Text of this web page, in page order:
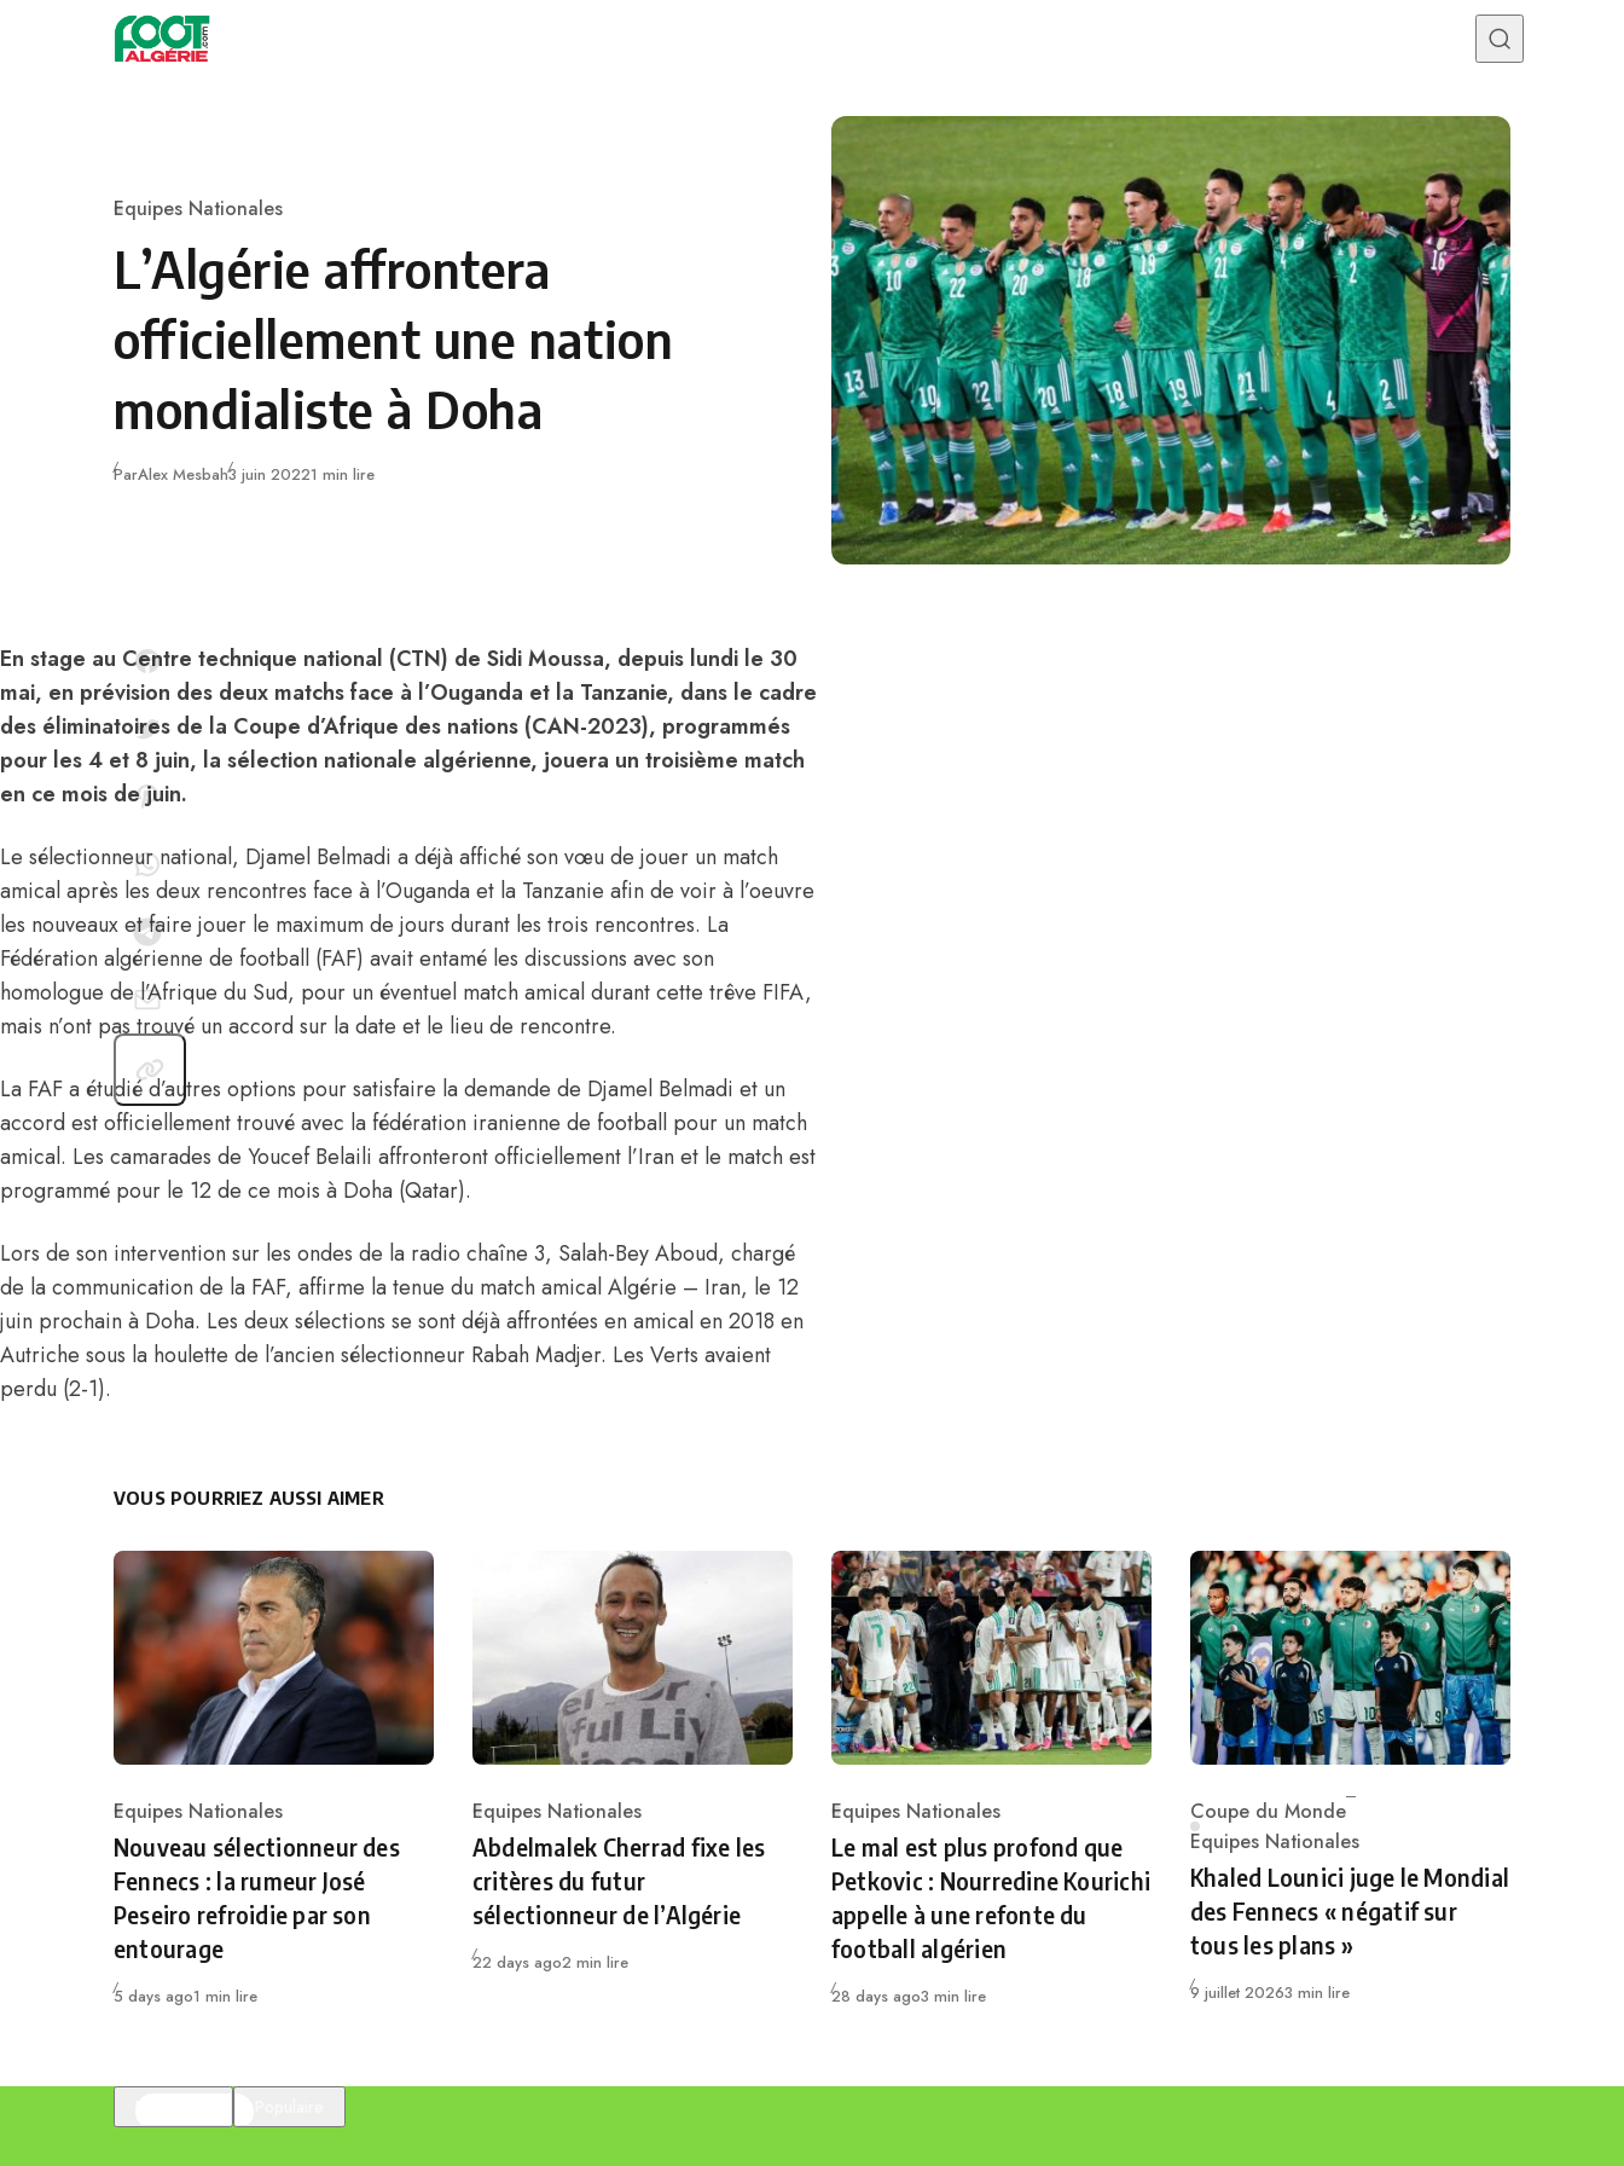
Skip to content
Category
Equipes Nationales
L’Algérie affrontera
officiellement une nation
mondialiste à Doha
ParAlex MesbahPublié
3 juin 20221 min lire
En stage au Centre technique national (CTN) de Sidi Moussa, depuis lundi le 30
mai, en prévision des deux matchs face à l’Ouganda et la Tanzanie, dans le cadre
des éliminatoires de la Coupe d’Afrique des nations (CAN-2023), programmés
pour les 4 et 8 juin, la sélection nationale algérienne, jouera un troisième match
en ce mois de juin.
Le sélectionneur national, Djamel Belmadi a déjà affiché son vœu de jouer un match
amical après les deux rencontres face à l’Ouganda et la Tanzanie afin de voir à l’oeuvre
les nouveaux et faire jouer le maximum de jours durant les trois rencontres. La
Fédération algérienne de football (FAF) avait entamé les discussions avec son
homologue de l’Afrique du Sud, pour un éventuel match amical durant cette trêve FIFA,
mais n’ont pas trouvé un accord sur la date et le lieu de rencontre.
La FAF a étudié d’autres options pour satisfaire la demande de Djamel Belmadi et un
accord est officiellement trouvé avec la fédération iranienne de football pour un match
amical. Les camarades de Youcef Belaili affronteront officiellement l’Iran et le match est
programmé pour le 12 de ce mois à Doha (Qatar).
Lors de son intervention sur les ondes de la radio chaîne 3, Salah-Bey Aboud, chargé
de la communication de la FAF, affirme la tenue du match amical Algérie – Iran, le 12
juin prochain à Doha. Les deux sélections se sont déjà affrontées en amical en 2018 en
Autriche sous la houlette de l’ancien sélectionneur Rabah Madjer. Les Verts avaient
perdu (2-1).
VOUS POURRIEZ AUSSI AIMER
Category
Equipes Nationales
Nouveau sélectionneur des
Fennecs : la rumeur José
Peseiro refroidie par son
entourage
Publié
5 days ago1 min lire
Category
Equipes Nationales
Abdelmalek Cherrad fixe les
critères du futur
sélectionneur de l’Algérie
Publié
22 days ago2 min lire
Category
Equipes Nationales
Le mal est plus profond que
Petkovic : Nourredine Kourichi
appelle à une refonte du
football algérien
Publié
28 days ago3 min lire
Category
Coupe du Monde
Equipes Nationales
Khaled Lounici juge le Mondial
des Fennecs « négatif sur
tous les plans »
Publié
9 juillet 20263 min lire